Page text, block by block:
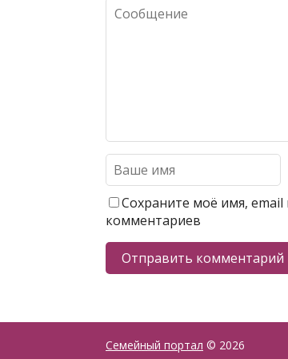
Сохраните моё имя, email
комментариев
Семейный портал © 2026